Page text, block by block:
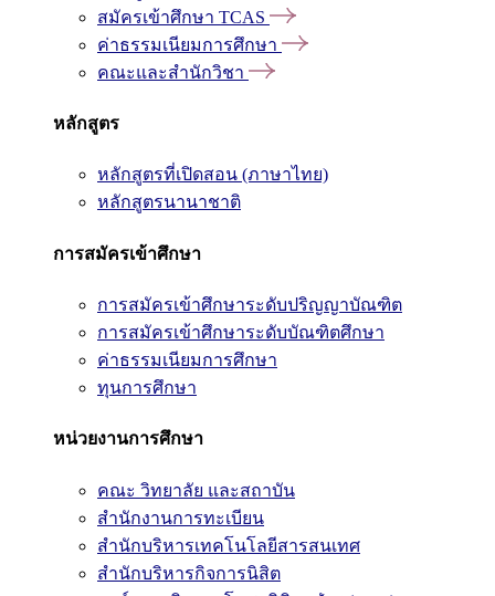
สมัครเข้าศึกษา TCAS
ค่าธรรมเนียมการศึกษา
คณะและสำนักวิชา
หลักสูตร
หลักสูตรที่เปิดสอน (ภาษาไทย)
หลักสูตรนานาชาติ
การสมัครเข้าศึกษา
การสมัครเข้าศึกษาระดับปริญญาบัณฑิต
การสมัครเข้าศึกษาระดับบัณฑิตศึกษา
ค่าธรรมเนียมการศึกษา
ทุนการศึกษา
หน่วยงานการศึกษา
คณะ วิทยาลัย และสถาบัน
สำนักงานการทะเบียน
สำนักบริหารเทคโนโลยีสารสนเทศ
สำนักบริหารกิจการนิสิต